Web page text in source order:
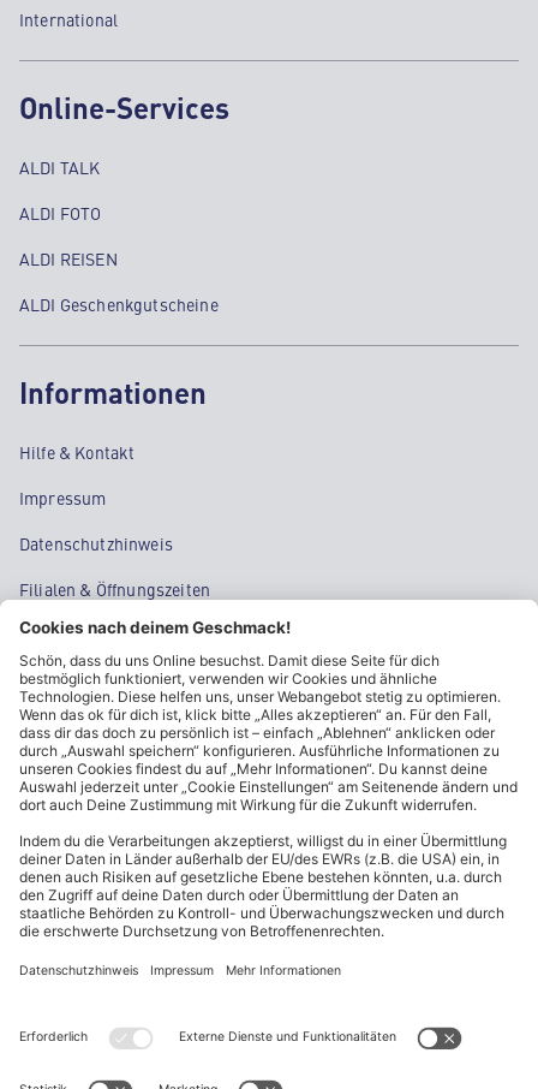
International
Online-Services
ALDI TALK
ALDI FOTO
ALDI REISEN
ALDI Geschenkgutscheine
Informationen
Hilfe & Kontakt
Impressum
Datenschutzhinweis
Filialen & Öffnungszeiten
Kontakt
Cookie-Einstellungen
Kundeninformationen
ALDI Nord folgen
* Wir bitten um Beachtung, dass diese Aktionsartikel im